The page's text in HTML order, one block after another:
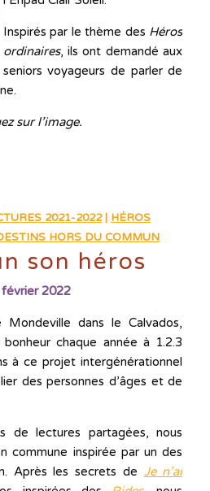
Inspirés par le thème des Héros
ordinaires, ils ont demandé aux
seniors voyageurs de parler de
sur l’image.
2021-2022| HÉROS
HORS DU COMMUN
son héros
2022
dans le Calvados,
chaque année à 1.2.3
à ce projet intergénérationnel
des personnes d’âges et de
de lectures partagées, nous
commune inspirée par un des
Après les secrets de Je n’ai